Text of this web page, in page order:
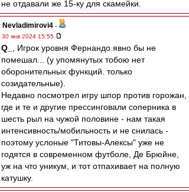
не отдавали же 15-ку для скамейки.
Nevladimirovi4 -
30 янв 2024 15:55
Q_
, Игрок уровня Фернандо явно бы не
помешал... (у упомянутых тобою нет
оборонительных функций. только
созидательные).
Недавно посмотрел игру шпор против горожан,
где и те и другие прессинговали соперника в
шесть рыл на чужой половине - нам такая
интенсивность/мобильность и не снилась -
поэтому услоные "Титовы-Алексы" уже не
годятся в современном футболе, Де Брюйне,
уж на что уникум, и тот отпахивает на полную
катушку.